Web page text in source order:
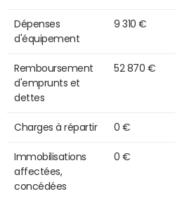
Dépenses
d'équipement
9 310 €
Remboursement
d'emprunts et
dettes
52 870 €
Charges à répartir 0 €
Immobilisations
affectées,
concédées
0 €